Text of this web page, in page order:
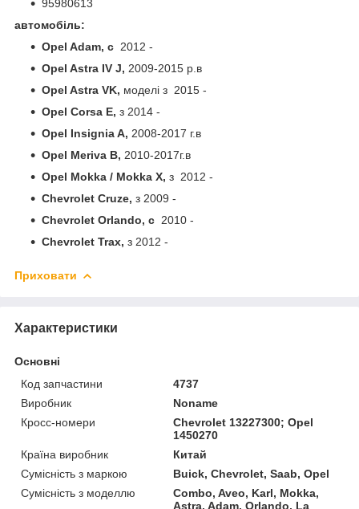
95980613
автомобіль:
Opel Adam, с 2012 -
Opel Astra IV J, 2009-2015 р.в
Opel Astra VK, моделі з 2015 -
Opel Corsa E, з 2014 -
Opel Insignia A, 2008-2017 г.в
Opel Meriva B, 2010-2017г.в
Opel Mokka / Mokka X, з 2012 -
Chevrolet Cruze, з 2009 -
Chevrolet Orlando, с 2010 -
Chevrolet Trax, з 2012 -
Приховати
Характеристики
Основні
Код запчастини
4737
Виробник
Noname
Кросс-номери
Chevrolet 13227300; Opel
1450270
Країна виробник
Китай
Сумісність з маркою
Buick, Chevrolet, Saab, Opel
Сумісність з моделлю
Combo, Aveo, Karl, Mokka,
Astra, Adam, Orlando, La